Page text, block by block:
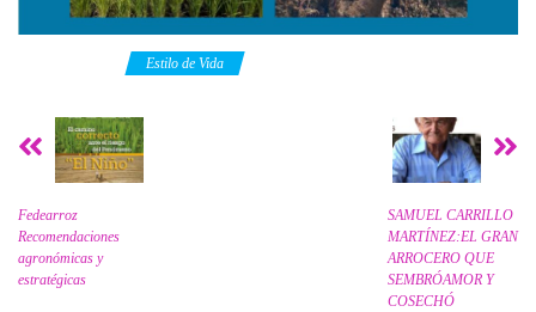
Estilo de Vida
Fedearroz
Recomendaciones
agronómicas y
estratégicas
SAMUEL CARRILLO
MARTÍNEZ:EL GRAN
ARROCERO QUE
SEMBRÓAMOR Y
COSECHÓ